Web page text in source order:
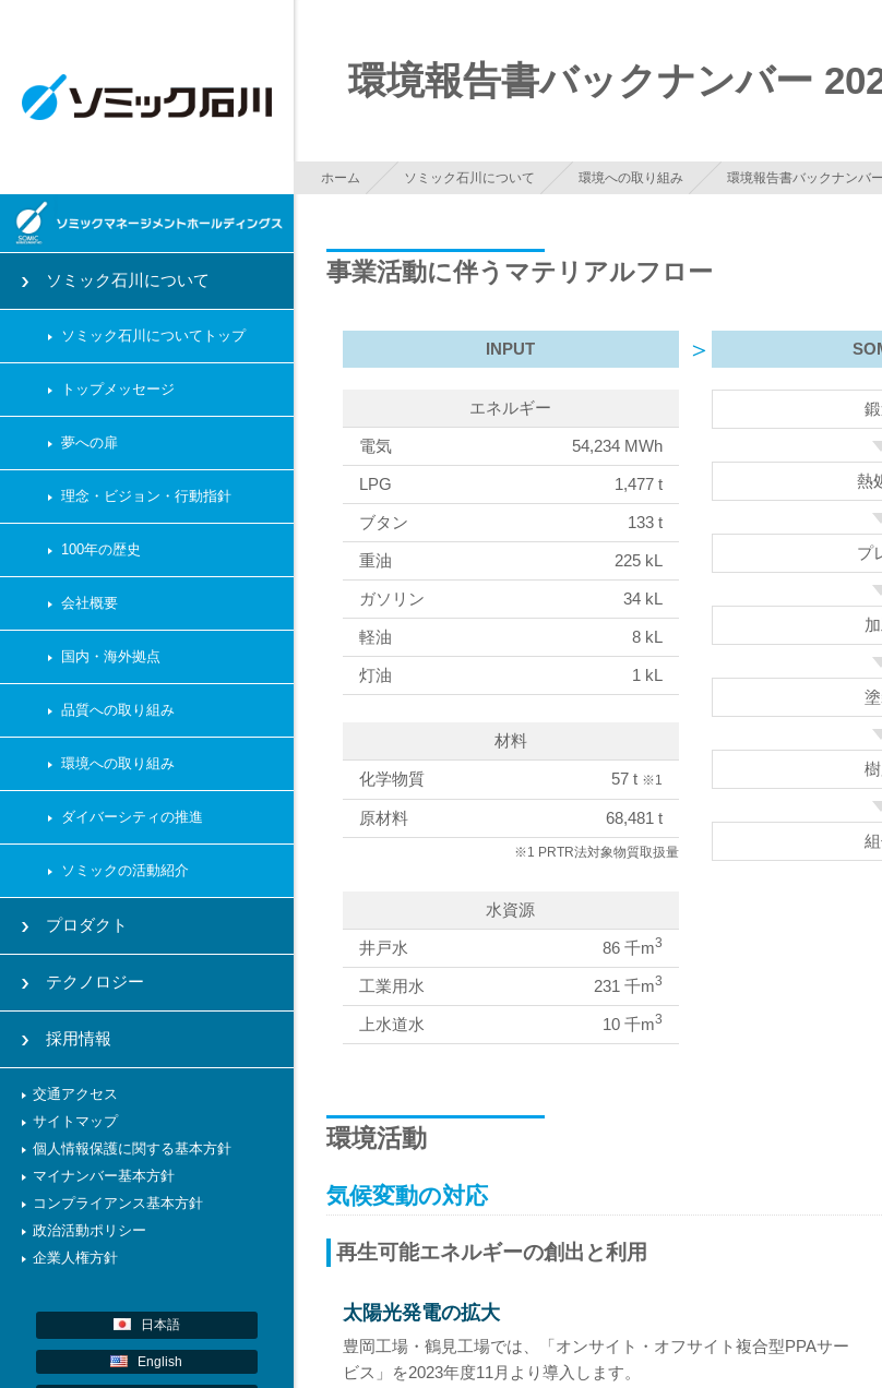
ソミック石川について
ソミック石川についてトップ
トップメッセージ
夢への扉
理念・ビジョン・行動指針
100年の歴史
会社概要
国内・海外拠点
品質への取り組み
環境への取り組み
ダイバーシティの推進
ソミックの活動紹介
プロダクト
テクノロジー
採用情報
交通アクセス
サイトマップ
個人情報保護に関する基本方針
マイナンバー基本方針
コンプライアンス基本方針
政治活動ポリシー
企業人権方針
日本語
English
環境報告書バックナンバー
ホーム ソミック石川について 環境への取り組み 環境報告書バックナンバ
事業活動に伴うマテリアルフロー
INPUT
エネルギー
電気 54,234 MWh
LPG 1,477 t
ブタン 133 t
重油 225 kL
ガソリン 34 kL
軽油 8 kL
灯油 1 kL
材料
化学物質 57 t ※1
原材料 68,481 t
※1 PRTR法対象物質取扱量
水資源
井戸水 86 千m3
工業用水 231 千m3
上水道水 10 千m3
熱
プ
環境活動
気候変動の対応
再生可能エネルギーの創出と利用
太陽光発電の拡大
豊岡工場・鶴見工場では、「オンサイト・オフサイト複合型PPAサー
ビス」を2023年度11月より導入します。